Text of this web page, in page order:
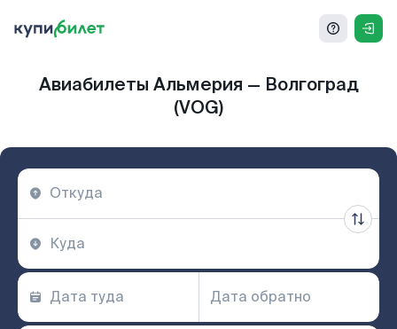
Авиабилеты Альмерия — Волгоград
(VOG)